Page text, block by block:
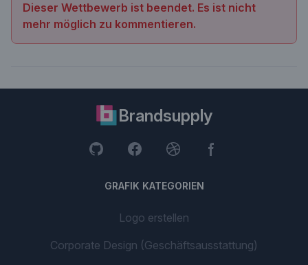
Dieser Wettbewerb ist beendet. Es ist nicht
mehr möglich zu kommentieren.
Brandsupply
GRAFIK KATEGORIEN
Logo erstellen
Corporate Design (Geschäftsausstattung)